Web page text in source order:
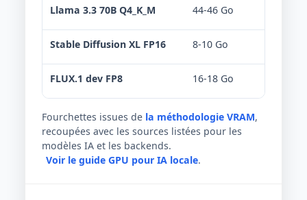
Llama 3.3 70B Q4_K_M 44-46 Go
Stable Diffusion XL FP16 8-10 Go
FLUX.1 dev FP8 16-18 Go
Fourchettes issues de la méthodologie VRAM,
recoupées avec les sources listées pour les
modèles IA et les backends.
Voir le guide GPU pour IA locale.